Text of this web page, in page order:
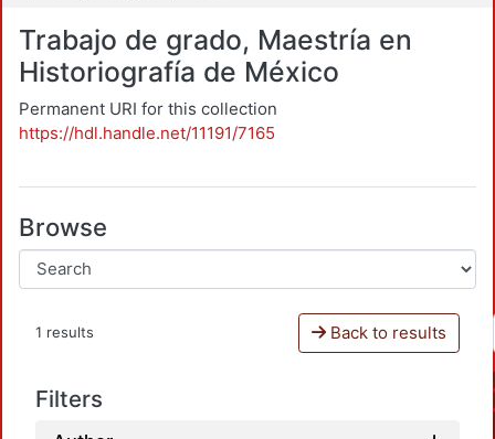
Trabajo de grado, Maestría en
Historiografía de México
Permanent URI for this collection
https://hdl.handle.net/11191/7165
Browse
1 results Back to results
Filters